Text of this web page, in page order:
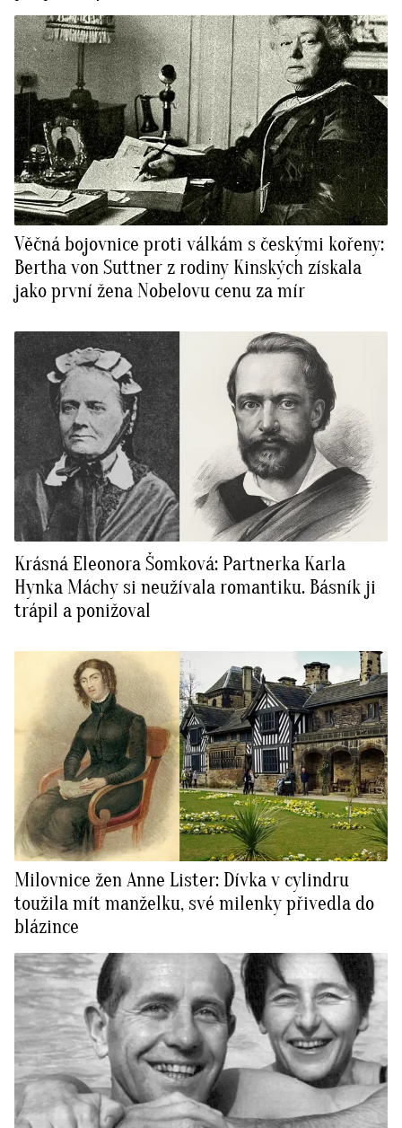
Věčná bojovnice proti válkám s českými kořeny:
Bertha von Suttner z rodiny Kinských získala
jako první žena Nobelovu cenu za mír
Krásná Eleonora Šomková: Partnerka Karla
Hynka Máchy si neužívala romantiku. Básník ji
trápil a ponižoval
Milovnice žen Anne Lister: Dívka v cylindru
toužila mít manželku, své milenky přivedla do
blázince